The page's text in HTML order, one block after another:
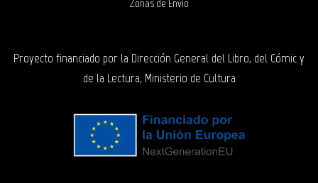
Zonas de Envío
Proyecto financiado por la Dirección General del Libro, del Cómic y
de la Lectura, Ministerio de Cultura